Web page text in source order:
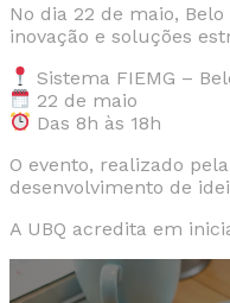
No dia 22 de maio,
inovação e soluções
Sistema FIEMG –
22 de maio
Das 8h às 18h
O evento, realizado
desenvolvimento de
A UBQ acredita em